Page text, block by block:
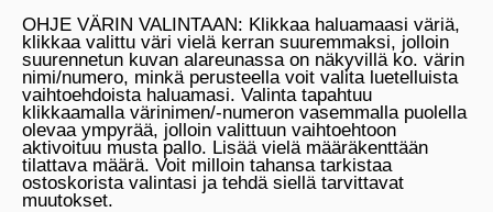
OHJE VÄRIN VALINTAAN: Klikkaa haluamaasi väriä,
klikkaa valittu väri vielä kerran suuremmaksi, jolloin
suurennetun kuvan alareunassa on näkyvillä ko. värin
nimi/numero, minkä perusteella voit valita luetelluista
vaihtoehdoista haluamasi. Valinta tapahtuu
klikkaamalla värinimen/-numeron vasemmalla puolella
olevaa ympyrää, jolloin valittuun vaihtoehtoon
aktivoituu musta pallo. Lisää vielä määräkenttään
tilattava määrä. Voit milloin tahansa tarkistaa
ostoskorista valintasi ja tehdä siellä tarvittavat
muutokset.